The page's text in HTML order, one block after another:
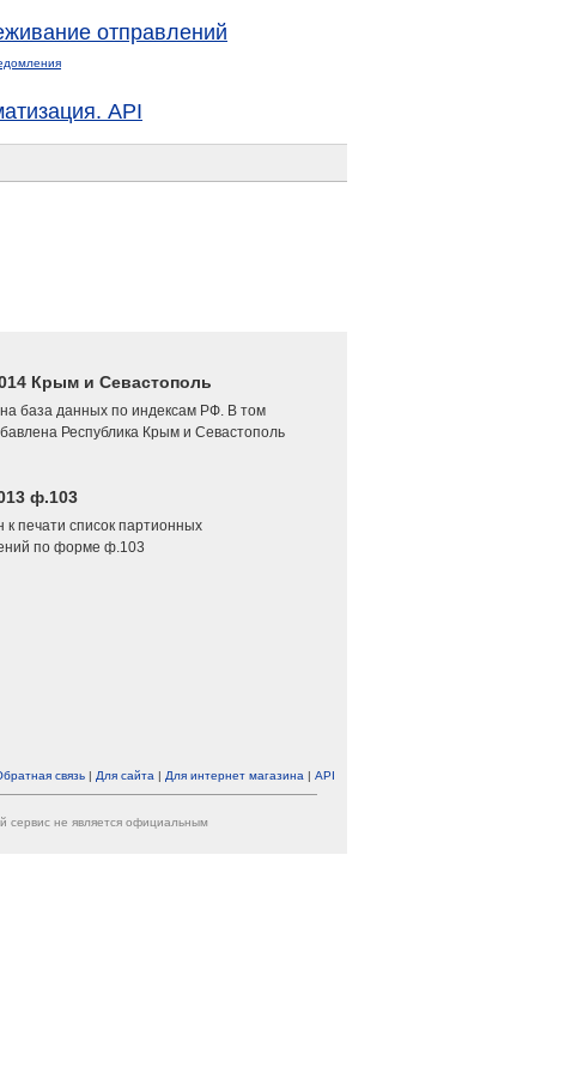
отправлений
API
Крым и Севастополь
база данных по индексам РФ. В том
Республика Крым и Севастополь
ф.103
к печати список партионных
по форме ф.103
связь | Для сайта | Для интернет магазина | API
сервис не является официальным